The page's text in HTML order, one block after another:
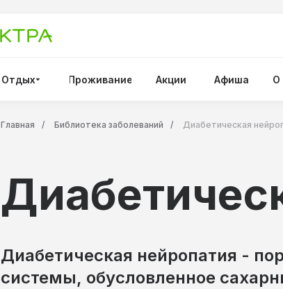
Отдых Проживание Акции Афиша О
Главная / Библиотека заболеваний / Диабетическая
Диабетическая нейропатия -
системы, обусловленное